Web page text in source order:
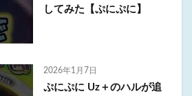
してみた【ぷにぷに】
2026年1月7日
ぷにぷに Uz＋のハルが追